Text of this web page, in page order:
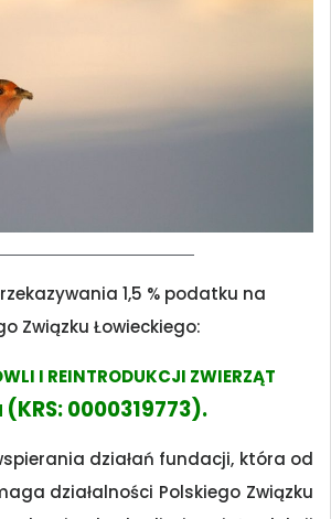
1,5 % podatku na
Związku Łowieckiego:
I REINTRODUKCJI ZWIERZĄT
(KRS: 0000319773).
działań fundacji, która od
działalności Polskiego Związku